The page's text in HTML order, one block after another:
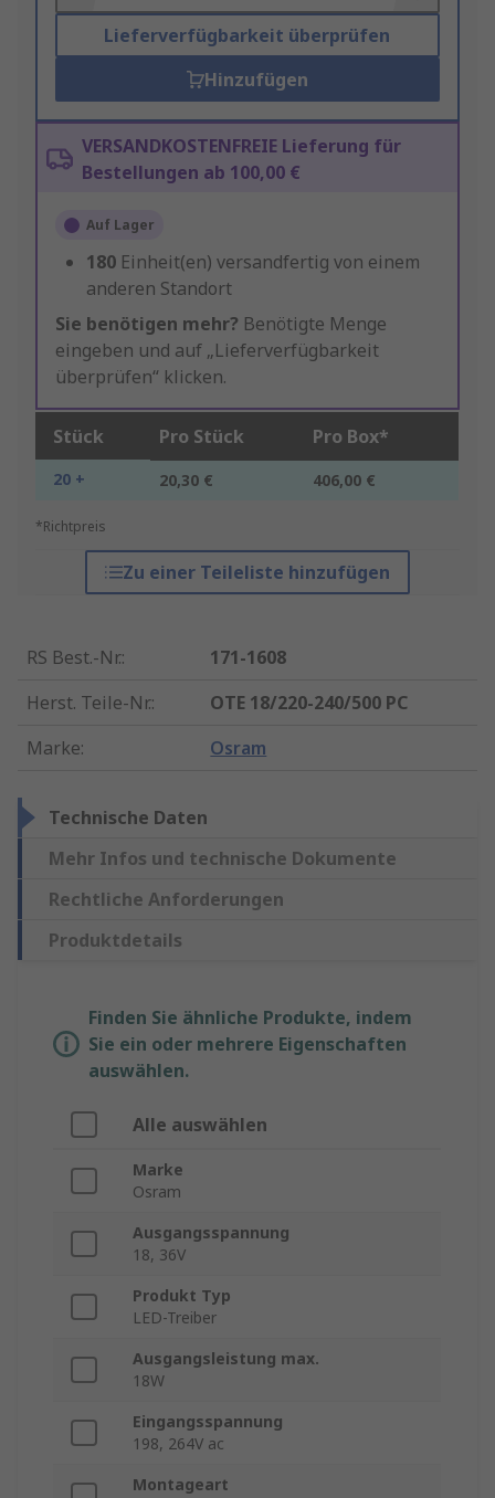
Lieferverfügbarkeit überprüfen
Hinzufügen
VERSANDKOSTENFREIE Lieferung für
Bestellungen ab 100,00 €
Auf Lager
180 Einheit(en) versandfertig von einem
anderen Standort
Sie benötigen mehr? Benötigte Menge
eingeben und auf „Lieferverfügbarkeit
überprüfen“ klicken.
Stück Pro Stück Pro Box*
20 + 20,30 € 406,00 €
*Richtpreis
Zu einer Teileliste hinzufügen
RS Best.-Nr.:
171-1608
Herst. Teile-Nr.:
OTE 18/220-240/500 PC
Marke: Osram
Technische Daten
Mehr Infos und technische Dokumente
Rechtliche Anforderungen
Produktdetails
Finden Sie ähnliche Produkte, indem
Sie ein oder mehrere Eigenschaften
auswählen.
Alle auswählen
Marke
Osram
Ausgangsspannung
18, 36V
Produkt Typ
LED-Treiber
Ausgangsleistung max.
18W
Eingangsspannung
198, 264V ac
Montageart